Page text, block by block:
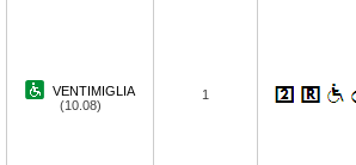
VENTIMIGLIA
(10.08)
1